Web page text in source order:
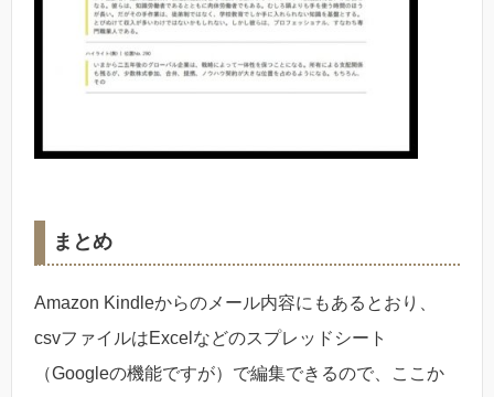
まとめ
Amazon Kindleからのメール内容にもあるとおり、
csvファイルはExcelなどのスプレッドシート
（Googleの機能ですが）で編集できるので、ここか